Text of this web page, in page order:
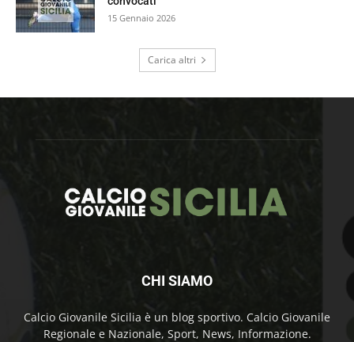
15 Gennaio 2026
Carica altri
CHI SIAMO
Calcio Giovanile Sicilia è un blog sportivo. Calcio Giovanile
Regionale e Nazionale, Sport, News, Informazione.